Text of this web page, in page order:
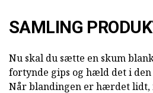
SAMLING
Nu skal du sætte en skum
fortynde gips og hæld det i
Når blandingen er hærdet lidt,